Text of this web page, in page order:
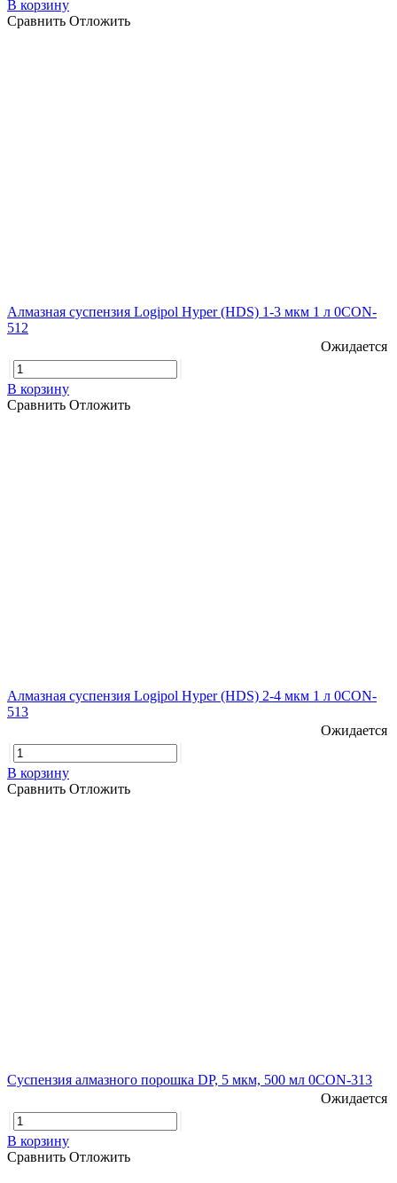
В корзину
Сравнить Отложить
Алмазная суспензия Logipol Hyper (HDS) 1-3 мкм 1 л 0CON-
512
Ожидается
В корзину
Сравнить Отложить
Алмазная суспензия Logipol Hyper (HDS) 2-4 мкм 1 л 0CON-
513
Ожидается
В корзину
Сравнить Отложить
Суспензия алмазного порошка DP, 5 мкм, 500 мл 0CON-313
Ожидается
В корзину
Сравнить Отложить